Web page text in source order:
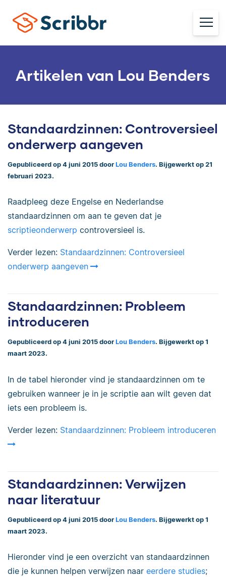
Artikelen van Lou Benders
Standaardzinnen: Controversieel
onderwerp aangeven
Gepubliceerd op 4 juni 2015 door Lou Benders. Bijgewerkt op 21
februari 2023.
Raadpleeg deze Engelse en Nederlandse
standaardzinnen om aan te geven dat je
scriptieonderwerp controversieel is.
Verder lezen: Standaardzinnen: Controversieel
onderwerp aangeven
Standaardzinnen: Probleem
introduceren
Gepubliceerd op 4 juni 2015 door Lou Benders. Bijgewerkt op 1
maart 2023.
In de tabel hieronder vind je standaardzinnen om te
gebruiken wanneer je in je scriptie aan wilt geven dat
iets een probleem is.
Verder lezen: Standaardzinnen: Probleem introduceren
Standaardzinnen: Verwijzen
naar literatuur
Gepubliceerd op 4 juni 2015 door Lou Benders. Bijgewerkt op 1
maart 2023.
Hieronder vind je een overzicht van standaardzinnen
die je kunnen helpen verwijzen naar eerdere studies;